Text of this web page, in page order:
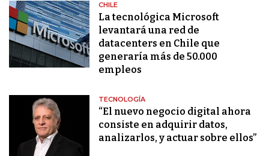
CHILE
La tecnológica Microsoft
levantará una red de
datacenters en Chile que
generaría más de 50.000
empleos
TECNOLOGÍA
“El nuevo negocio digital ahora
consiste en adquirir datos,
analizarlos, y actuar sobre ellos”